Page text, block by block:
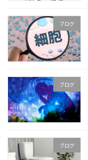
ブログ
ブログ
ブログ